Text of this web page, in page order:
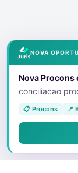
NOVA
Nova Procons
conciliacao
📋 Procons 📍